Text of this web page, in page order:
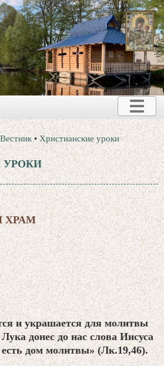
•Христианские уроки
УРОКИ
ХРАМ
и украшается для молитвы
донес до нас слова Иисуса
дом молитвы» (Лк.19,46).